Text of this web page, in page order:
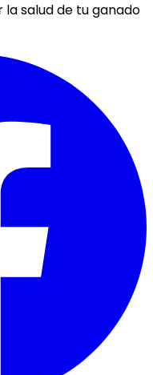
salud de tu ganado